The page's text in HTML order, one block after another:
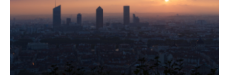
de
serre
:
des
résultats